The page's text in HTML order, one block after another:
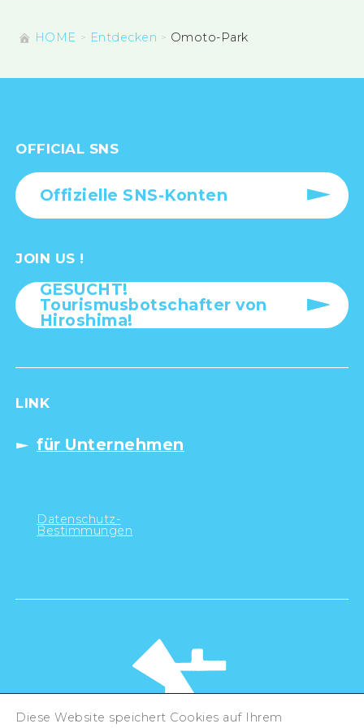
HOME Entdecken Omoto-Park
OFFICIAL SNS
Offizielle SNS-Konten
JOIN US !
GESUCHT!
Tourismusbotschafter von
Hiroshima!
LINK
für Unternehmen
Datenschutz-
Bestimmungen
Diese Website speichert Cookies auf Ihrem